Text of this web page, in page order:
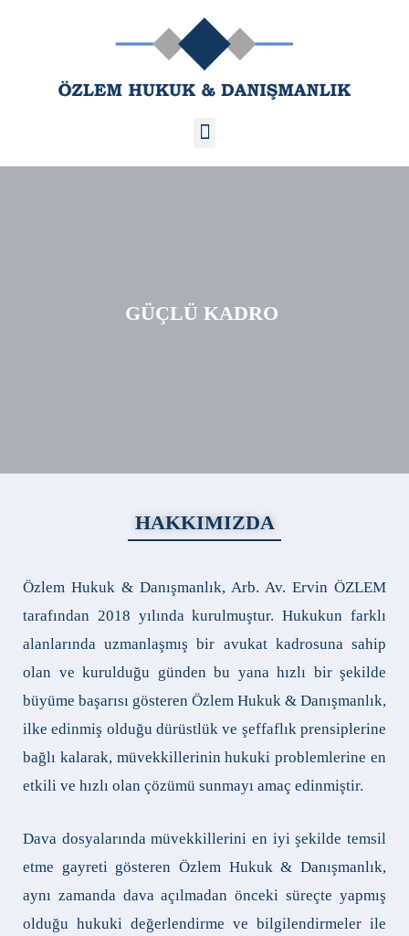
GÜÇLÜ KADRO
HAKKIMIZDA
Özlem Hukuk & Danışmanlık, Arb. Av. Ervin ÖZLEM
tarafından 2018 yılında kurulmuştur. Hukukun farklı
alanlarında uzmanlaşmış bir avukat kadrosuna sahip
olan ve kurulduğu günden bu yana hızlı bir şekilde
büyüme başarısı gösteren Özlem Hukuk & Danışmanlık,
ilke edinmiş olduğu dürüstlük ve şeffaflık prensiplerine
bağlı kalarak, müvekkillerinin hukuki problemlerine en
etkili ve hızlı olan çözümü sunmayı amaç edinmiştir.
Dava dosyalarında müvekkillerini en iyi şekilde temsil
etme gayreti gösteren Özlem Hukuk & Danışmanlık,
aynı zamanda dava açılmadan önceki süreçte yapmış
olduğu hukuki değerlendirme ve bilgilendirmeler ile